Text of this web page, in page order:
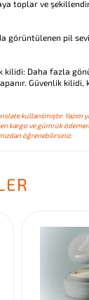
toplar ve
görüntülenen pil
Daha fazla
Güvenlik
kullanılmıştır. Yazım
kargo ve gümrük
öğrenebilirsiniz.